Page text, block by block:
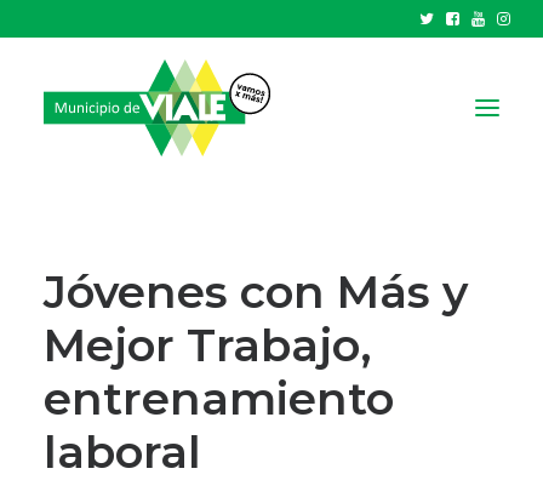
GOBIERNO
HCD
TRÁMITES Y SERVICIOS
CIUDAD
PARQUE INDUSTRIAL
Jóvenes con Más y
Mejor Trabajo,
entrenamiento
laboral